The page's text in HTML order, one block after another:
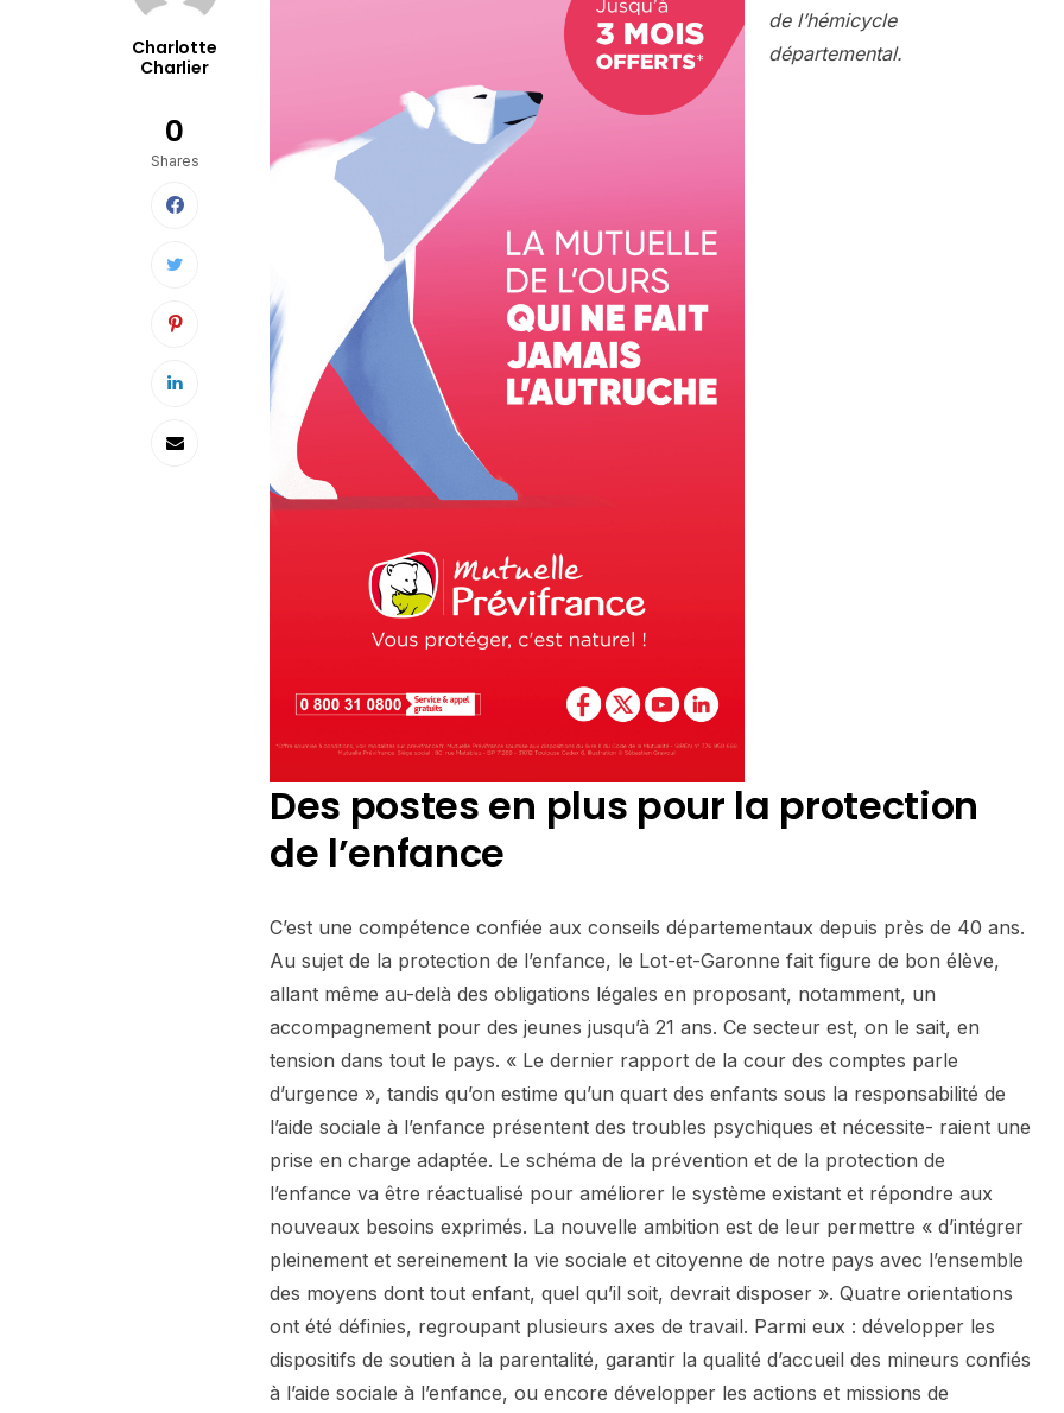
Charlotte
Charlier
0
Shares
de l’hémicycle
départemental.
Des postes en plus pour la protection
de l’enfance
C’est une compétence confiée aux conseils départementaux depuis près de 40 ans.
Au sujet de la protection de l’enfance, le Lot-et-Garonne fait figure de bon élève,
allant même au-delà des obligations légales en proposant, notamment, un
accompagnement pour des jeunes jusqu’à 21 ans. Ce secteur est, on le sait, en
tension dans tout le pays. « Le dernier rapport de la cour des comptes parle
d’urgence », tandis qu’on estime qu’un quart des enfants sous la responsabilité de
l’aide sociale à l’enfance présentent des troubles psychiques et nécessite- raient une
prise en charge adaptée. Le schéma de la prévention et de la protection de
l’enfance va être réactualisé pour améliorer le système existant et répondre aux
nouveaux besoins exprimés. La nouvelle ambition est de leur permettre « d’intégrer
pleinement et sereinement la vie sociale et citoyenne de notre pays avec l’ensemble
des moyens dont tout enfant, quel qu’il soit, devrait disposer ». Quatre orientations
ont été définies, regroupant plusieurs axes de travail. Parmi eux : développer les
dispositifs de soutien à la parentalité, garantir la qualité d’accueil des mineurs confiés
à l’aide sociale à l’enfance, ou encore développer les actions et missions de